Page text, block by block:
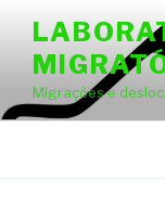
content
Migrações e